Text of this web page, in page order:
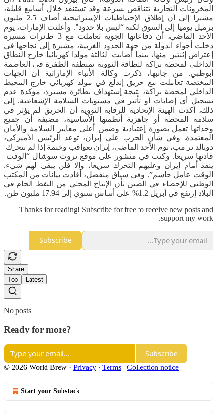
المخزونات التجارية تتناقص بسرعة وقد تستنفد خلال أسابيع قليلة،
مشيرا إلى أن إطلاق الإحتياطيات الإستراتيجية أضاف 2.5 مليون
برميل يوميا إلى السوق لكنه “ليس بلا حدود”. وأعلنت الإمارات، يوم
الأحد الماضي، أن دفاعاتها الجوية تعاملت مع 3 طائرات مسيرة
دخلت أجواء الدولة من جهة الحدود الغربية، مشيرة إلى نجاحها في
إعتراض إثنتين منها، بينما أصابت الثالثة مولدا كهربائيا خارج النطاق
الداخلي لمحطة براكة للطاقة النووية بمنطقة الظفرة في العاصمة
أبوظبي. من جانبها، ذكرت وكالة الأنباء الإماراتية أن الجهات
المختصة تعاملت مع حريق إندلع في مولد كهربائي خارج المحيط
الداخلي لمحطة براكة، نتيجة إستهداف بطائرة مسيرة، مؤكدة عدم
تسجيل أي إصابات أو تأثير في مستويات السلامة الإشعاعية. إلى
ذلك، أكدت الهيئة الإتحادية للرقابة النووية أن الحريق لم يؤثر في
سلامة المحطة أو جاهزية أنظمتها الأساسية، مضيفة أن جميع
وحداتها تعمل بصورة إعتيادية وضمن أعلى معايير السلامة والأمان
المعتمدة. وفي شأن الحرب على إيران، توعد الرئيس الأميركي،
دونالد ترامب، يوم الأحد الماضي، إيران بعواقب ​وخيمة إذا لم ​يتحرك ​
قادتها سريعا. وكتب ‌في منشور ​على موقع تروث ​سوشال “الوقت ​
ينفد أمام إيران وعليهم ​التحرك سريعا، وإلا فلن يبقى ​لهم ​شيء.
الوقت ​عامل حاسم”. وفي سياق منفصل، أفادت بيانات من المكتب
الوطني للإحصاء في الصين بأن الإنتاج المحلي من النفط الخام في
البلاد إرتفع في أبريل 1.2% على أساس سنوي إلى 17.94 مليون ‌طن.
Thanks for reading! Subscribe for free to receive new posts and
support my work.
Subscribe
Share
Top
Latest
No posts
Ready for more?
Subscribe
© 2026 World Brew · Privacy ∙ Terms ∙ Collection notice
Start your Substack